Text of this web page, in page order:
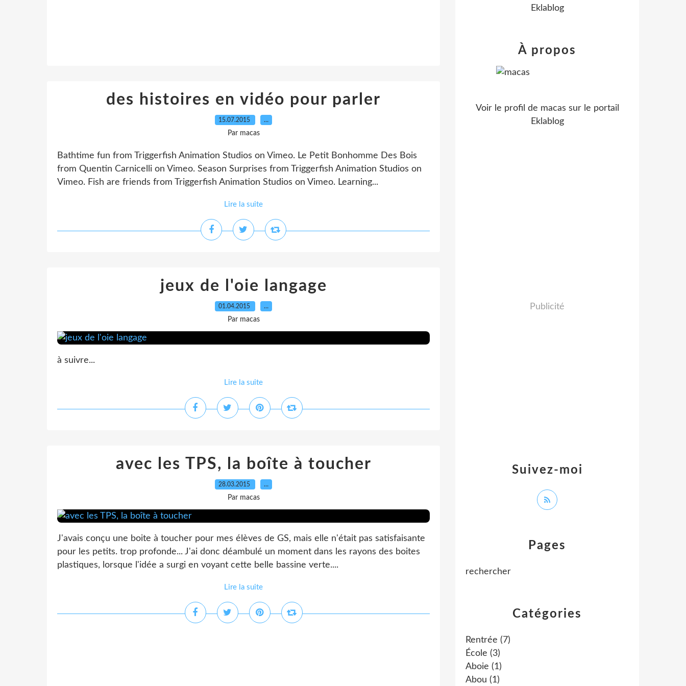
des histoires en vidéo pour parler
15.07.2015 …
Par macas
Bathtime fun from Triggerfish Animation Studios on Vimeo. Le Petit Bonhomme Des Bois
from Quentin Carnicelli on Vimeo. Season Surprises from Triggerfish Animation Studios on
Vimeo. Fish are friends from Triggerfish Animation Studios on Vimeo. Learning...
Lire la suite
jeux de l'oie langage
01.04.2015 …
Par macas
à suivre...
Lire la suite
avec les TPS, la boîte à toucher
28.03.2015 …
Par macas
J'avais conçu une boite à toucher pour mes élèves de GS, mais elle n'était pas satisfaisante
pour les petits. trop profonde... J'ai donc déambulé un moment dans les rayons des boites
plastiques, lorsque l'idée a surgi en voyant cette belle bassine verte....
Lire la suite
Catégories
Rentrée (7)
École (3)
Aboie (1)
Abou (1)
Pages
rechercher
Eklablog
Suivez-moi
À propos
Voir le profil de macas sur le portail
Eklablog
Publicité